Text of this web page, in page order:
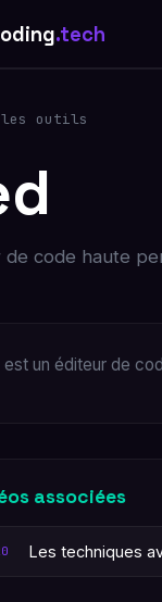
.tech
les outils
de code haute
est un éditeur de
associées
Les techniques